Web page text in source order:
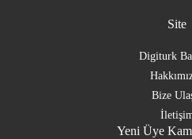
Site
Digiturk
Bize
Yeni Üye